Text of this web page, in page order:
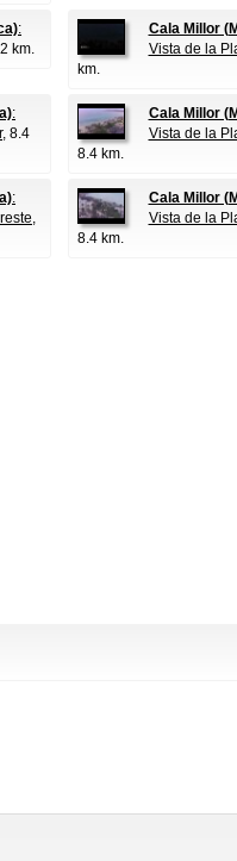
:
km.
Cala Millor
Vista de la
km.
:
, 8.4
Cala Millor
Vista de la
8.4 km.
:
,
Cala Millor
Vista de la
8.4 km.